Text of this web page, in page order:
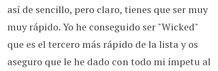
así de sencillo, pero claro, tienes que ser muy
muy rápido. Yo he conseguido ser "Wicked"
que es el tercero más rápido de la lista y os
aseguro que le he dado con todo mi ímpetu al